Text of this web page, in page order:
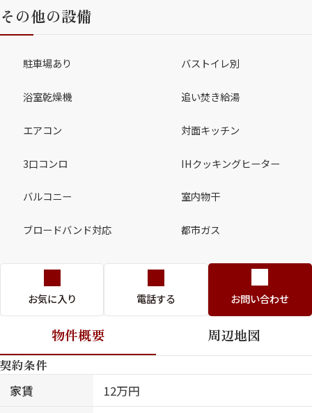
その他の設備
駐車場あり バストイレ別
浴室乾燥機 追い焚き給湯
エアコン 対面キッチン
3口コンロ IHクッキングヒーター
バルコニー 室内物干
ブロードバンド対応 都市ガス
お気に入り 電話する お問い合わせ
物件概要 周辺地図
契約条件
家賃
12万円